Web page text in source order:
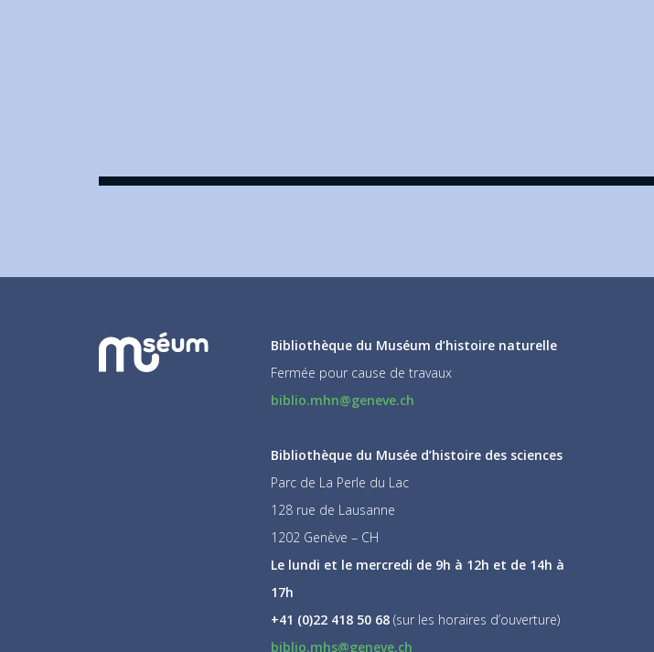
Bibliothèque du Muséum d’histoire naturelle
Fermée pour cause de travaux
biblio.mhn@geneve.ch
Bibliothèque du Musée d’histoire des sciences
Parc de La Perle du Lac
128 rue de Lausanne
1202 Genève – CH
Le lundi et le mercredi de 9h à 12h et de 14h à
17h
+41 (0)22 418 50 68 (sur les horaires d’ouverture)
biblio.mhs@geneve.ch